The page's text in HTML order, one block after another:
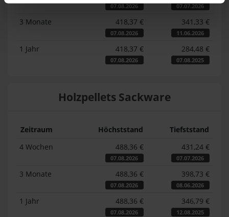
07.08.2026 07.07.2026
3 Monate 418,37 €
07.08.2026
341,33 €
11.06.2026
1 Jahr 418,37 €
07.08.2026
284,48 €
07.08.2025
Holzpellets Sackware
Zeitraum Höchststand
Tiefststand
4 Wochen
488,36 €
07.08.2026
431,24 €
07.07.2026
3 Monate 488,36 €
07.08.2026
398,73 €
08.06.2026
1 Jahr 488,36 €
07.08.2026
346,79 €
12.08.2025